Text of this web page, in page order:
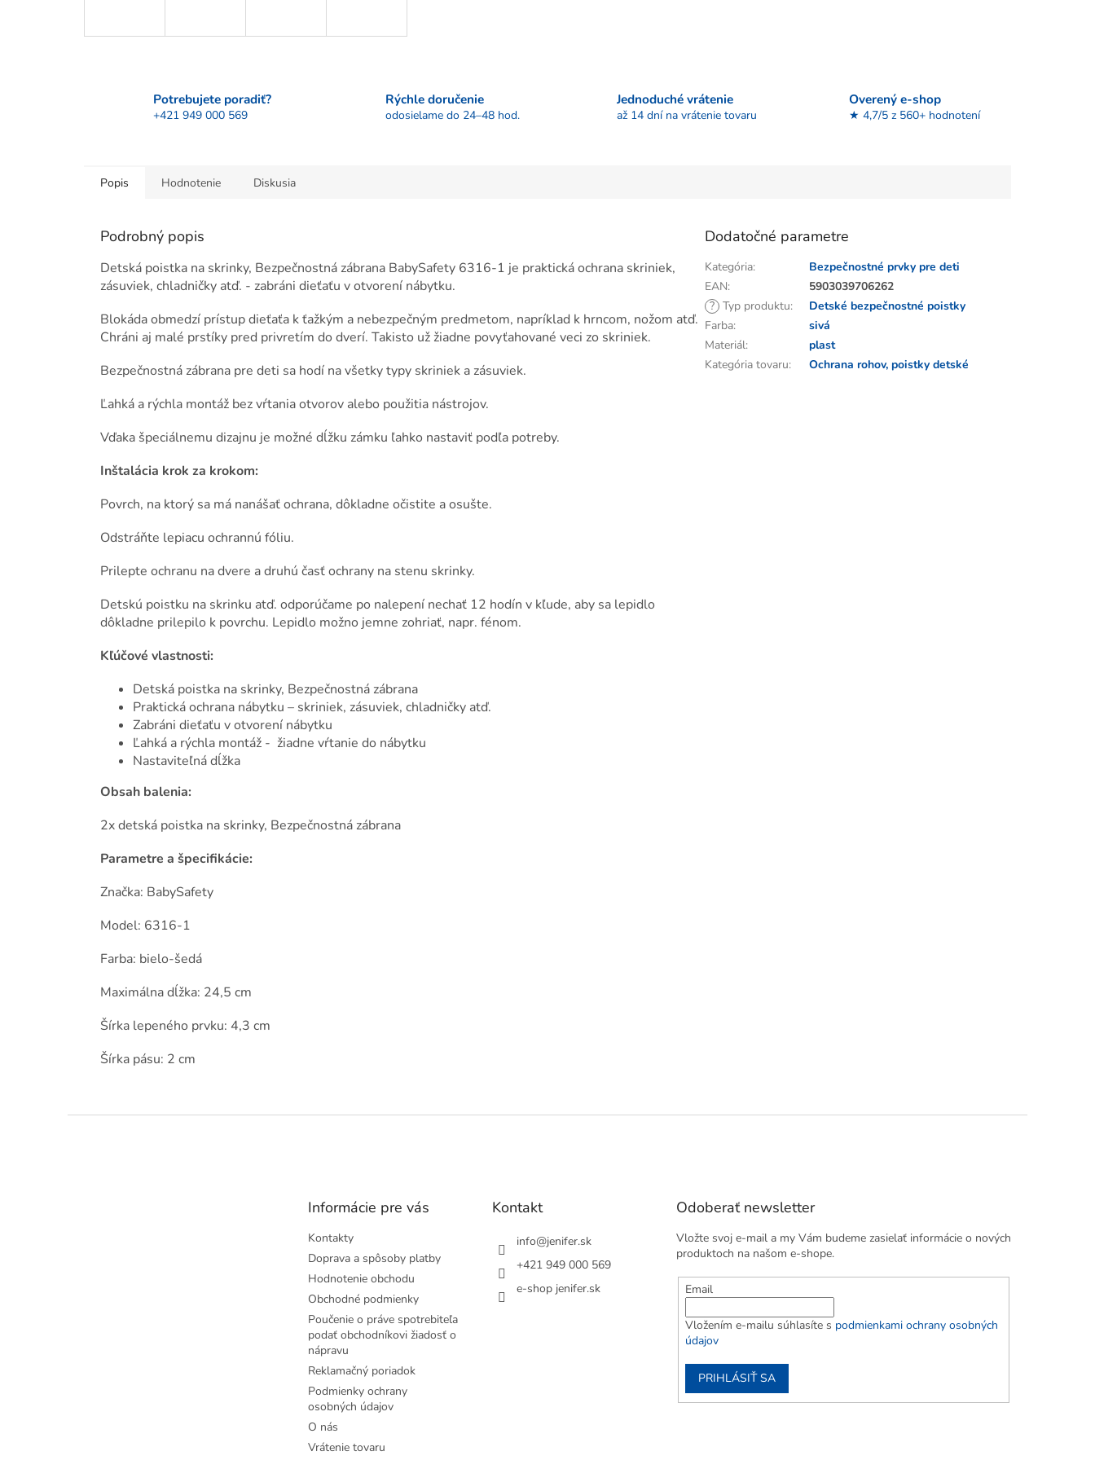
Potrebujete poradiť?
+421 949 000 569
Rýchle doručenie
odosielame do 24–48 hod.
Jednoduché vrátenie
až 14 dní na vrátenie tovaru
Overený e-shop
★ 4,7/5 z 560+ hodnotení
Popis Hodnotenie Diskusia
Podrobný popis
Detská poistka na skrinky, Bezpečnostná zábrana BabySafety 6316-1 je praktická ochrana skriniek,
zásuviek, chladničky atď. - zabráni dieťaťu v otvorení nábytku.
Blokáda obmedzí prístup dieťaťa k ťažkým a nebezpečným predmetom, napríklad k hrncom, nožom atď.
Chráni aj malé prstíky pred privretím do dverí. Takisto už žiadne povyťahované veci zo skriniek.
Bezpečnostná zábrana pre deti sa hodí na všetky typy skriniek a zásuviek.
Ľahká a rýchla montáž bez vŕtania otvorov alebo použitia nástrojov.
Vďaka špeciálnemu dizajnu je možné dĺžku zámku ľahko nastaviť podľa potreby.
Inštalácia krok za krokom:
Povrch, na ktorý sa má nanášať ochrana, dôkladne očistite a osušte.
Odstráňte lepiacu ochrannú fóliu.
Prilepte ochranu na dvere a druhú časť ochrany na stenu skrinky.
Detskú poistku na skrinku atď. odporúčame po nalepení nechať 12 hodín v kľude, aby sa lepidlo
dôkladne prilepilo k povrchu. Lepidlo možno jemne zohriať, napr. fénom.
Kľúčové vlastnosti:
Detská poistka na skrinky, Bezpečnostná zábrana
Praktická ochrana nábytku – skriniek, zásuviek, chladničky atď.
Zabráni dieťaťu v otvorení nábytku
Ľahká a rýchla montáž - žiadne vŕtanie do nábytku
Nastaviteľná dĺžka
Obsah balenia:
2x detská poistka na skrinky, Bezpečnostná zábrana
Parametre a špecifikácie:
Značka: BabySafety
Model: 6316-1
Farba: bielo-šedá
Maximálna dĺžka: 24,5 cm
Šírka lepeného prvku: 4,3 cm
Šírka pásu: 2 cm
Dodatočné parametre
Kategória:
Bezpečnostné prvky pre deti
EAN:
5903039706262
? Typ produktu:
Detské bezpečnostné poistky
Farba:
sivá
Materiál:
plast
Kategória tovaru: Ochrana rohov, poistky detské
Informácie pre vás
Kontakty
Doprava a spôsoby platby
Hodnotenie obchodu
Obchodné podmienky
Poučenie o práve spotrebiteľa
podať obchodníkovi žiadosť o
nápravu
Reklamačný poriadok
Podmienky ochrany
osobných údajov
O nás
Vrátenie tovaru
Kontakt
info@jenifer.sk
+421 949 000 569
e-shop jenifer.sk
Odoberať newsletter
Vložte svoj e-mail a my Vám budeme zasielať informácie o nových
produktoch na našom e-shope.
Email
Vložením e-mailu súhlasíte s podmienkami ochrany osobných
údajov
PRIHLÁSIŤ SA